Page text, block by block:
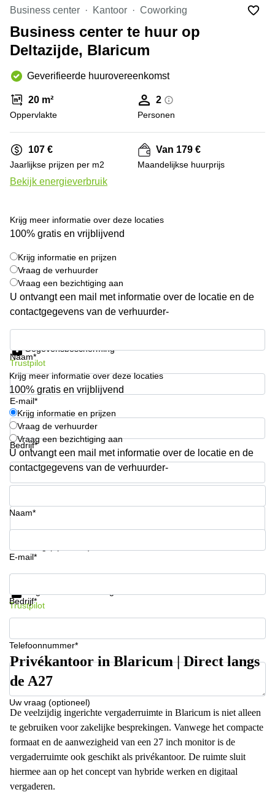
Hengelo
Hilversum
Hoofddorp
Deventer
Rotterdam
Tiel
Zwolle
Amsterdam
Westpoort
Bodegraven-
Reeuwijk
Business
center
Arnhem
Business
Amsterdam
Westpoort
Business
center
Hilversum
Business
center
Coworking
space
Breda
Coworking
Arnhem
Kantoorruimte
in Arnhem
space
Hilversum
Coworking
space
Zwolle
Coworking
Haarlem
Kantoor
Huren
Hengelo
Bedrijfsruimte
Nijmegen
Business center Kantoor Coworking
Business center te huur op
Deltazijde, Blaricum
Geverifieerde huurovereenkomst
20 m²
Oppervlakte
2
Personen
107 €
Jaarlijkse prijzen per m2
Bekijk energieverbruik
Van 179 €
Maandelijkse huurprijs
Krijg meer informatie over deze locaties
100% gratis en vrijblijvend
Krijg informatie en prijzen
Vraag de verhuurder
Vraag een bezichtiging aan
U ontvangt een mail met informatie over de locatie en de
contactgegevens van de verhuurder-
Naam*
E-mail*
Bedrijf*
Telefoonnummer*
Gegevensbescherming
Trustpilot
Krijg meer informatie over deze locaties
100% gratis en vrijblijvend
Krijg informatie en prijzen
Vraag de verhuurder
Vraag een bezichtiging aan
U ontvangt een mail met informatie over de locatie en de
contactgegevens van de verhuurder-
Naam*
E-mail*
Bedrijf*
Telefoonnummer*
Uw vraag (optioneel)
Krijg informatie en prijzen
Trustpilot
Privékantoor in Blaricum | Direct langs
de A27
De veelzijdig ingerichte vergaderruimte in Blaricum is niet alleen
te gebruiken voor zakelijke besprekingen. Vanwege het compacte
formaat en de aanwezigheid van een 27 inch monitor is de
vergaderruimte ook geschikt als privékantoor. De ruimte sluit
hiermee aan op het concept van hybride werken en digitaal
vergaderen.